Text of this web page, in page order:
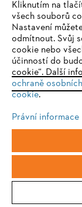
Hromada listí
Ježci a jiná malá
zahradě najdou
pro přezimování.
slimáci a kypří
Pod keřem nebo
na velkou hromadu
IHR
Sie nutzen
eine optimale
einem der
Firefox
Kliknutím na
všech souborů
Nastavení
odmítnout. Svůj
cookie nebo
účinností do
cookie“. Další
ochraně
cookie.
Právní informace